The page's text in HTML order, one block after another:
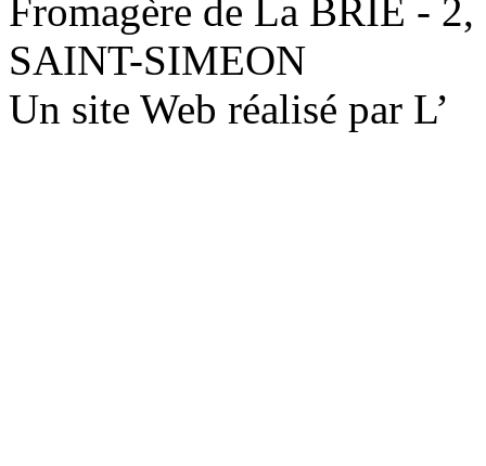
Fromagère de La BRIE -
SAINT-SIMEON
Un site Web réalisé par L’